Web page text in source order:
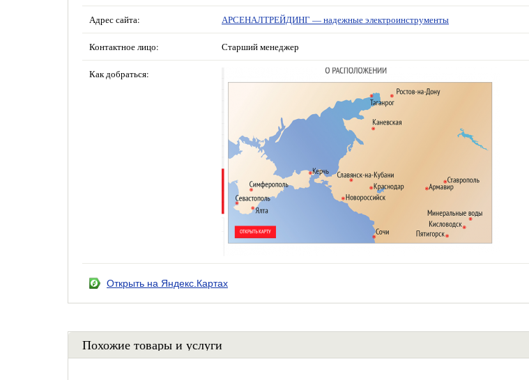
Адрес сайта: АРСЕНАЛТРЕЙДИНГ — надежные электроинструменты
Контактное лицо: Старший менеджер
Как добраться:
Открыть на Яндекс.Картах
Похожие товары и услуги